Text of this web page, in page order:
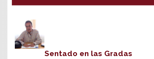
Sentado en las Gradas